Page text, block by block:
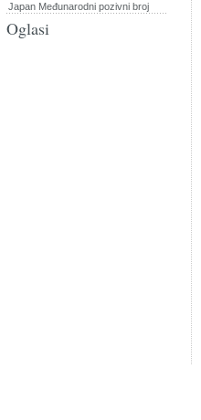
Japan Međunarodni pozivni broj
Oglasi